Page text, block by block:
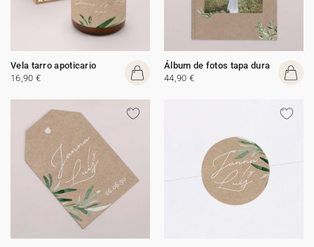
Vela tarro apoticario
16,90 €
Álbum de fotos tapa dura
44,90 €